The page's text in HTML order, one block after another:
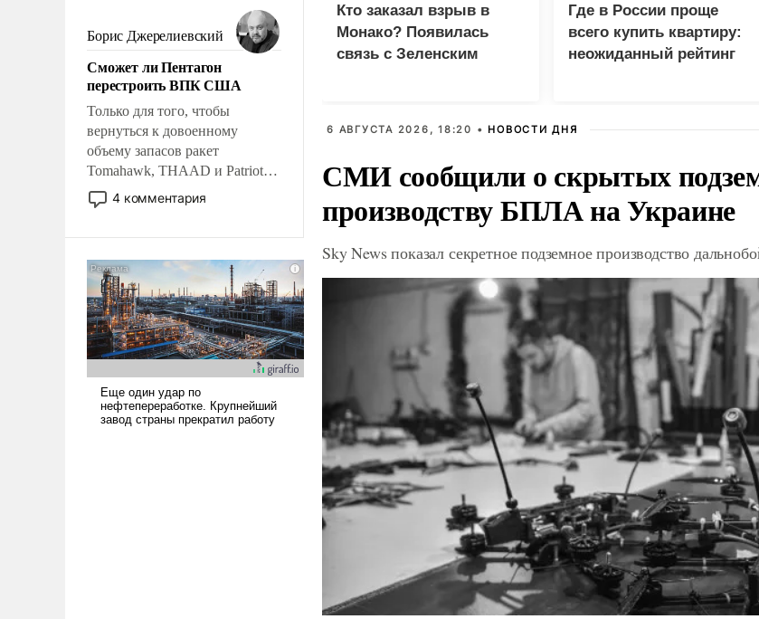
сложна и амбициозна. Однако
и ее реализация радикально
поднимет наши боевые
возможности.
Борис Джерелиевский
Сможет ли Пентагон
перестроить ВПК США
Только для того, чтобы
вернуться к довоенному
объему запасов ракет
Tomahawk, THAAD и Patriot
США потребуется более трех
лет. Даже небольшая война с
Сложившаяся ситуация
означает многолетний период
уязвимости США, например,
перед Китаем.
4 комментария
Кто заказал взрыв в
Монако? Появилась
связь с Зеленским
Где в России проще
всего купить квартиру:
неожиданный рейтинг
6 АВГУСТА 2026, 18:20 • НОВОСТИ ДНЯ
СМИ сообщили о скрытых
производству БПЛА на Украине
Sky News показал секретное подземное производство